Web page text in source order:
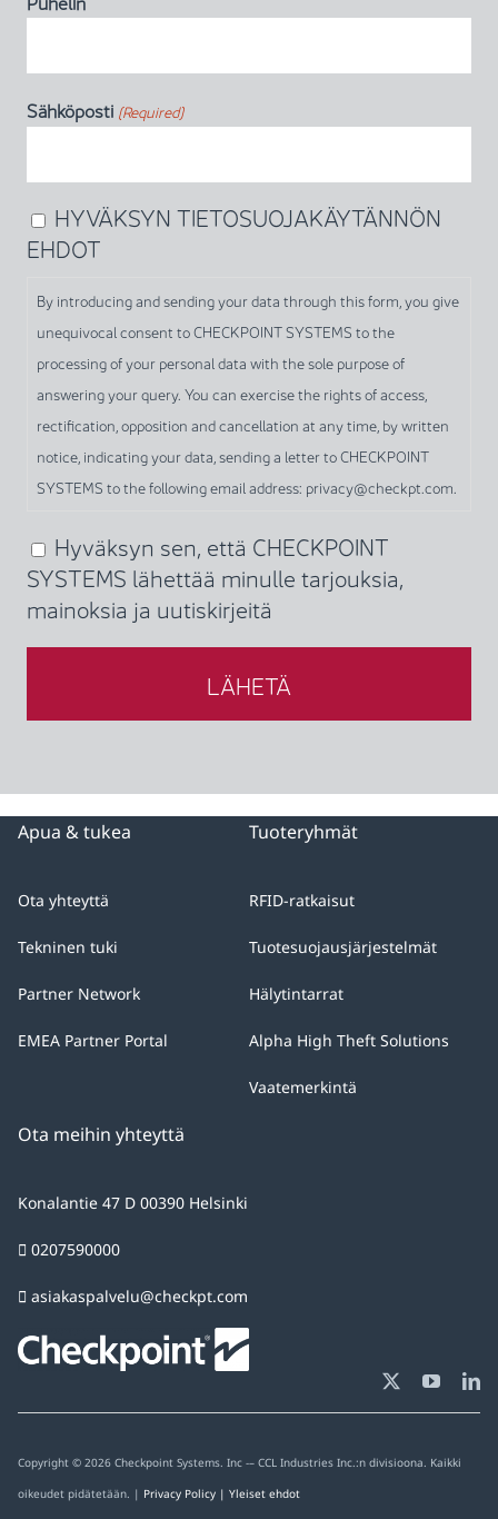
Sähköposti (Required)
By
introducing
sending
your
data
through
this
form,
you
unequivocal
consent
to
CHECKPOINT
your
data
the
sole
of
query.
can
exercise
rights
of
access,
and
cancellation
HYVÄKSYN TIETOSUOJAKÄYTÄNNÖN
EHDOT
By introducing and sending your data through this form, you give
unequivocal consent to CHECKPOINT SYSTEMS to the
processing of your personal data with the sole purpose of
answering your query. You can exercise the rights of access,
rectification, opposition and cancellation at any time, by written
notice, indicating your data, sending a letter to CHECKPOINT
SYSTEMS to the following email address: privacy@checkpt.com.
(Required)
Hyväksyn sen, että CHECKPOINT
SYSTEMS lähettää minulle tarjouksia,
mainoksia ja uutiskirjeitä
Tuoteryhmät
RFID-ratkaisut
Tuotesuojausjärjestelmät
Hälytintarrat
Alpha High Theft Solutions
Vaatemerkintä
Apua & tukea
Ota yhteyttä
Tekninen tuki
Partner Network
EMEA Partner Portal
Ota meihin yhteyttä
Konalantie 47 D 00390 Helsinki
0207590000
asiakaspalvelu@checkpt.com
Copyright © 2026 Checkpoint Systems. Inc -– CCL Industries Inc.:n divisioona. Kaikki
oikeudet pidätetään. | Privacy Policy | Yleiset ehdot